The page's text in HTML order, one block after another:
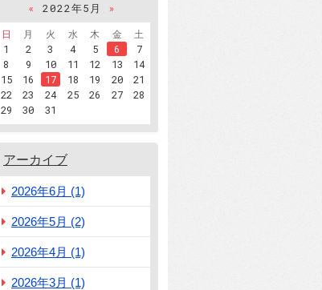
« 2022年5月
»
日
月 火 水 木 金
土
1
2 3 4 5 6
7
8
9 10 11 12 13
14
15
16 17 18 19 20
21
22
23 24 25 26 27
28
29
30 31
アーカイブ
2026年6月 (1)
2026年5月 (2)
2026年4月 (1)
2026年3月 (1)